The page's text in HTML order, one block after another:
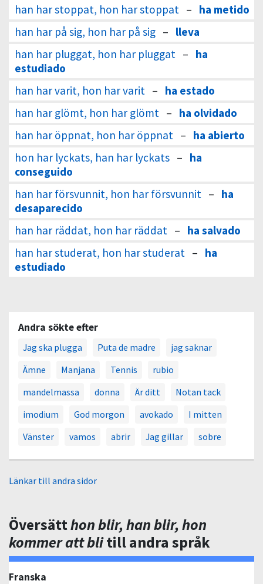
han har stoppat, hon har stoppat – ha metido
han har på sig, hon har på sig – lleva
han har pluggat, hon har pluggat – ha
estudiado
han har varit, hon har varit – ha estado
han har glömt, hon har glömt – ha olvidado
han har öppnat, hon har öppnat – ha abierto
hon har lyckats, han har lyckats – ha
conseguido
han har försvunnit, hon har försvunnit – ha
desaparecido
han har räddat, hon har räddat – ha salvado
han har studerat, hon har studerat – ha
estudiado
Andra sökte efter
Jag ska plugga Puta de madre
jag saknar
Ämne
Manjana Tennis
rubio
mandelmassa
donna Är ditt
Notan tack
imodium
God morgon avokado
I mitten
Vänster
vamos abrir Jag gillar sobre
Länkar till andra sidor
Översätthon blir, han blir, hon
kommer att blitill andra språk
Franska